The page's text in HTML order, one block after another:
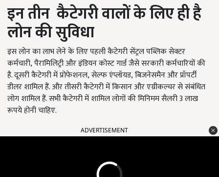
इन तीन कैटेगरी वालों के लिए ही है
लोन की सुविधा
इस लोन का लाभ लेने के लिए पहली कैटेगरी सेंट्रल पब्लिक सेक्टर
कर्मचारी,पैरामिलिट्री और इंडियन कोस्ट गार्ड जैसे सरकारी कर्मचारियों की
है. दूसरी कैटेगरी में प्रोफेशनल,सेल्फ एंप्लॉयड,बिजनेसमैन और प्रॉपर्टी
डीलर शामिल हैं. और तीसरी कैटेगरी में किसान और एग्रीकल्चर से संबंधित
लोग शामिल हैं. सभी कैटेगरी में शामिल लोगों की मिनिमम सैलरी3लाख
रूपये होनी चाहिए.
ADVERTISEMENT